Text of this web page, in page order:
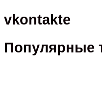
vkontakte
Популярные